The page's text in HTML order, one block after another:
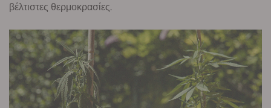
βέλτιστες θερμοκρασίες.